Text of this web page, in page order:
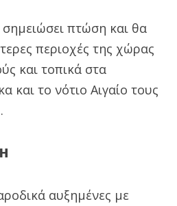
πτώση και θα
περιοχές της χώρας
και τοπικά στα
και το νότιο Αιγαίο τους
αυξημένες με